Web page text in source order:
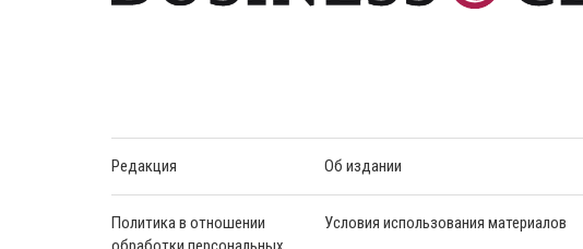
Редакция Об издании
Политика в отношении
Условия использования материалов